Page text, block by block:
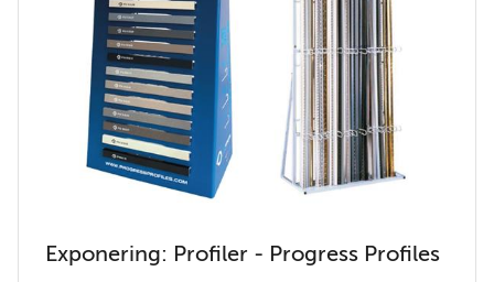
Exponering: Profiler - Progress Profiles